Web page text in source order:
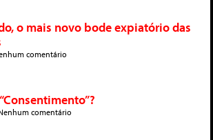
o mais novo bode expiatório das
comentário
comentário